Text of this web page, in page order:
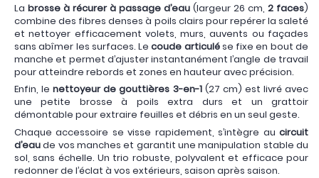
La brosse à récurer à passage d’eau (largeur 26 cm, 2 faces)
combine des fibres denses à poils clairs pour repérer la saleté
et nettoyer efficacement volets, murs, auvents ou façades
sans abîmer les surfaces. Lecoude articulése fixe en bout de
manche et permet d’ajuster instantanément l’angle de travail
pour atteindre rebords et zones en hauteur avec précision.
Enfin, lenettoyeur de gouttières 3-en-1(27 cm) est livré avec
une petite brosse à poils extra durs et un grattoir
démontable pour extraire feuilles et débris en un seul geste.
Chaque accessoire se visse rapidement, s’intègre au circuit
d’eaude vos manches et garantit une manipulation stable du
sol, sans échelle. Un trio robuste, polyvalent et efficace pour
redonner de l’éclat à vos extérieurs, saison après saison.